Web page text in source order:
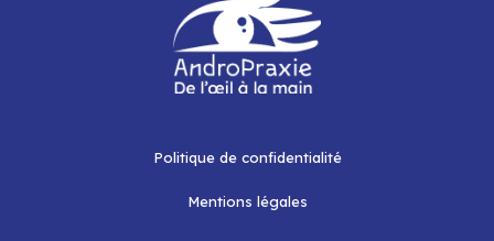
Politique de confidentialité
Mentions légales